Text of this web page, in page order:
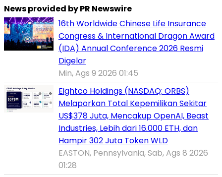
News provided by PR Newswire
16th Worldwide Chinese Life Insurance
Congress & International Dragon Award
(IDA) Annual Conference 2026 Resmi
Digelar
Min, Ags 9 2026 01:45
Eightco Holdings (NASDAQ: ORBS)
Melaporkan Total Kepemilikan Sekitar
US$378 Juta, Mencakup OpenAI, Beast
Industries, Lebih dari 16.000 ETH, dan
Hampir 302 Juta Token WLD
EASTON, Pennsylvania, Sab, Ags 8 2026
01:28